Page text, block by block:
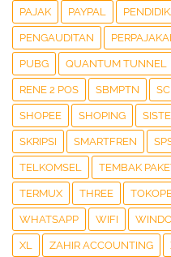
PAJAK PAYPAL
PENGAUDITAN
PUBG QUANTUM TUNNEL
RENE 2 POS SBMPTN
SHOPEE SHOPING
SKRIPSI SMARTFREN
TELKOMSEL TEMBAK
TERMUX THREE
WHATSAPP WIFI
XL ZAHIR ACCOUNTING